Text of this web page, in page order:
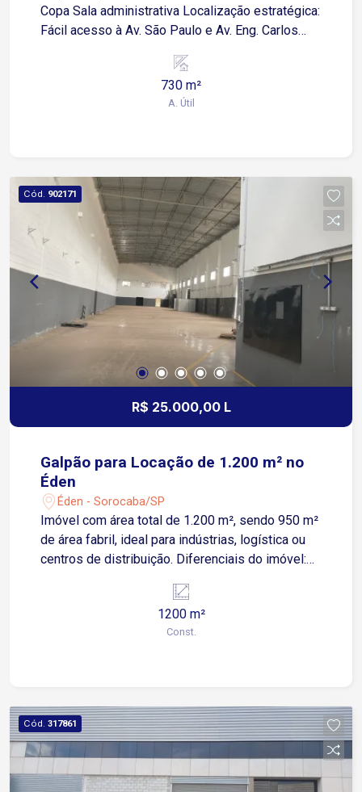
Copa Sala administrativa Localização estratégica:
Fácil acesso à Av. São Paulo e Av. Eng. Carlos
Prefeitura e Supermercado Confiança Ideal para
empresas que buscam praticidade e boa
730 m²
A. Útil
Cód. 902171
R$ 25.000,00 L
Galpão para Locação de 1.200 m² no
Éden
Éden - Sorocaba/SP
Imóvel com área total de 1.200 m², sendo 950 m²
de área fabril, ideal para indústrias, logística ou
centros de distribuição. Diferenciais do imóvel:
Almoxarifado e copa equipados 4 salas
administrativas prontas para uso Localização
estratégica: Situado na Avenida Iporanga, com
excelente infraestrutura viária. Agende já a sua
visita!
1200 m²
Const.
Cód. 317861